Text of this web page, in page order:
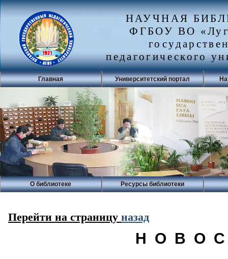
НАУЧНАЯ
ФГБОУ ВО
педагогического
Главная Университетский портал
О библиотеке Ресурсы библиотеки
Перейти на страницу назад
Н О В О